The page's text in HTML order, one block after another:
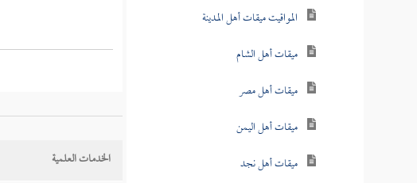
المواقيت ميقات أهل المدينة
ميقات أهل الشام
ميقات أهل مصر
ميقات أهل اليمن
ميقات أهل نجد
الخدمات العلمية